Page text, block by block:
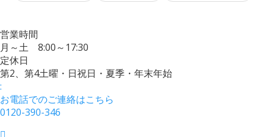
営業時間
月～土 8:00～17:30
定休日
第2、第4土曜・日祝日・夏季・年末年始
:
お電話でのご連絡はこちら
0120-390-346